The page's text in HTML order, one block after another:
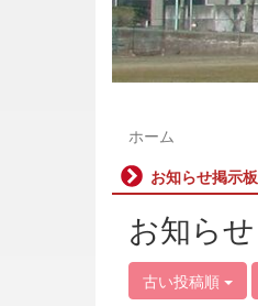
ホーム
お知らせ掲示板
お知らせ
古い投稿順